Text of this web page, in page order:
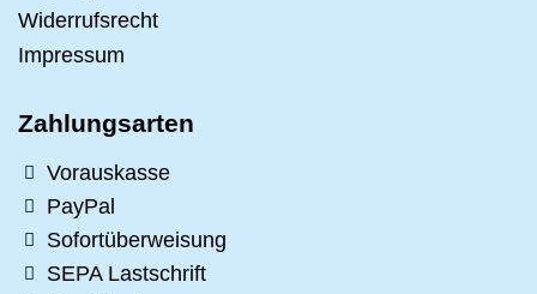
Widerrufsrecht
Impressum
Zahlungsarten
Vorauskasse
PayPal
Sofortüberweisung
SEPA Lastschrift